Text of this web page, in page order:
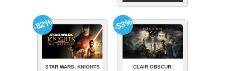
STAR WARS: KNIGHTS
-82%
CLAIR OBSCUR:
-53%